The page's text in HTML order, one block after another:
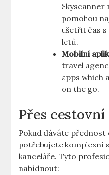
Skyscanner
pomohou
ušetřit ‌čas
letů.
Mobilní⁤
travel
apps which‌
on the go.
Přes
Pokud‌ dáváte
potřebujete komplexní⁤
kanceláře. Tyto
⁣nabídnout: